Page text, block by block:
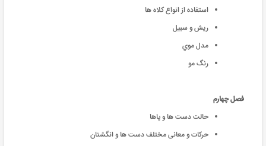
استفاده از انواع كلاه ‌ها
ريش و سبيل
مدل موي
رنگ مو
فصل چهارم
حالت دست ها و پاها
حرکات و معانی مختلف دست ها و انگشتان